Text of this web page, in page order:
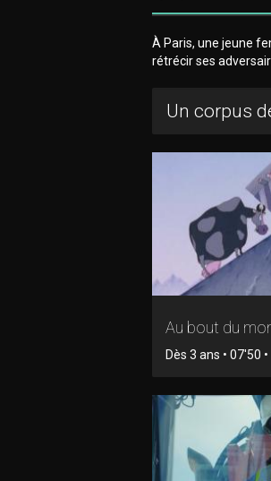
À Paris, une jeune
rétrécir ses
Un corpus
Au bout du
Dès 3 ans • 07'50